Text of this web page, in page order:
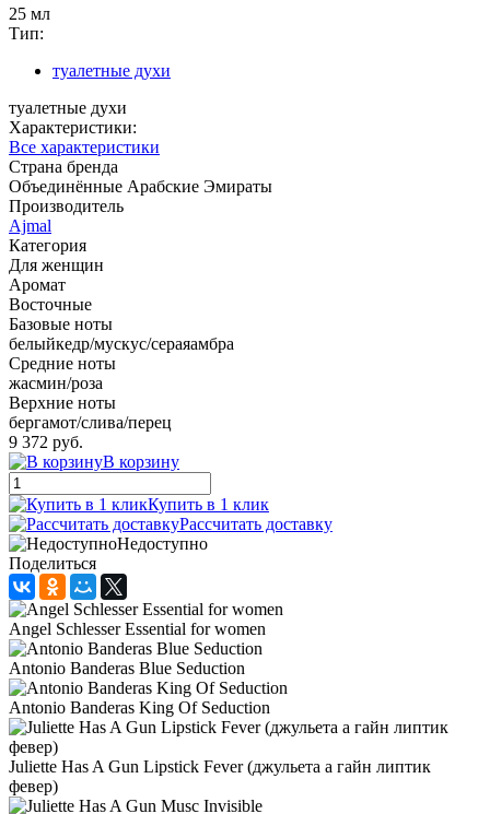
25 мл
Тип:
туалетные духи
туалетные духи
Характеристики:
Все характеристики
Страна бренда
Объединённые Арабские Эмираты
Производитель
Ajmal
Категория
Для женщин
Аромат
Восточные
Базовые ноты
белыйкедр/мускус/сераяамбра
Средние ноты
жасмин/роза
Верхние ноты
бергамот/слива/перец
9 372 руб.
В корзину
Купить в 1 клик
Рассчитать доставку
Недоступно
Поделиться
Angel Schlesser Essential for women
Antonio Banderas Blue Seduction
Antonio Banderas King Of Seduction
Juliette Has A Gun Lipstick Fever (джульета а гайн липтик
февер)